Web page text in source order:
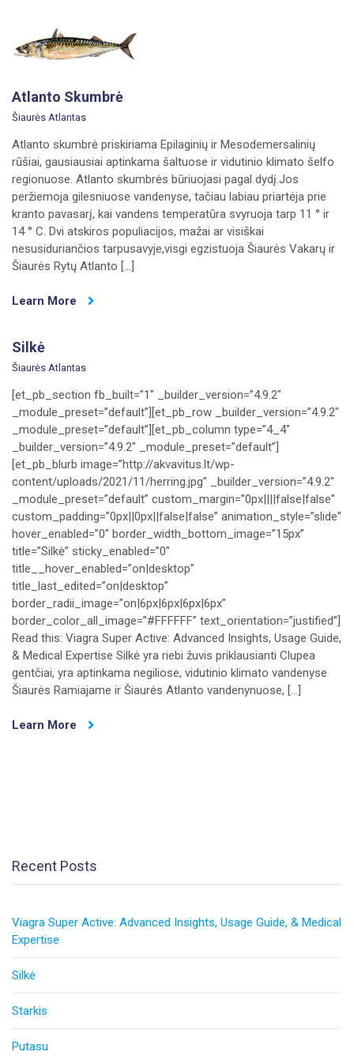
Atlanto Skumbrė
Šiaurės Atlantas
Atlanto skumbrė priskiriama Epilaginių ir Mesodemersalinių
rūšiai, gausiausiai aptinkama šaltuose ir vidutinio klimato šelfo
regionuose. Atlanto skumbrės būriuojasi pagal dydį.Jos
peržiemoja gilesniuose vandenyse, tačiau labiau priartėja prie
kranto pavasarį, kai vandens temperatūra svyruoja tarp 11 ° ir
14 ° C. Dvi atskiros populiacijos, mažai ar visiškai
nesusiduriančios tarpusavyje,visgi egzistuoja Šiaurės Vakarų ir
Šiaurės Rytų Atlanto […]
Learn More
Silkė
Šiaurės Atlantas
[et_pb_section fb_built=”1″ _builder_version=”4.9.2″
_module_preset=”default”][et_pb_row _builder_version=”4.9.2″
_module_preset=”default”][et_pb_column type=”4_4″
_builder_version=”4.9.2″ _module_preset=”default”]
[et_pb_blurb image=”http://akvavitus.lt/wp-
content/uploads/2021/11/herring.jpg” _builder_version=”4.9.2″
_module_preset=”default” custom_margin=”0px||||false|false”
custom_padding=”0px||0px||false|false” animation_style=”slide”
hover_enabled=”0″ border_width_bottom_image=”15px”
title=”Silkė” sticky_enabled=”0″
title__hover_enabled=”on|desktop”
title_last_edited=”on|desktop”
border_radii_image=”on|6px|6px|6px|6px”
border_color_all_image=”#FFFFFF” text_orientation=”justified”]
Read this: Viagra Super Active: Advanced Insights, Usage Guide,
& Medical Expertise Silkė yra riebi žuvis priklausianti Clupea
gentčiai, yra aptinkama negiliose, vidutinio klimato vandenyse
Šiaurės Ramiajame ir Šiaurės Atlanto vandenynuose, […]
Learn More
Recent Posts
Viagra Super Active: Advanced Insights, Usage Guide, & Medical
Expertise
Silkė
Starkis
Putasu